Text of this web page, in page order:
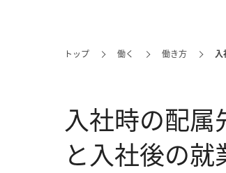
トップ 働く 働き方 入
入社時の配
と入社後の就